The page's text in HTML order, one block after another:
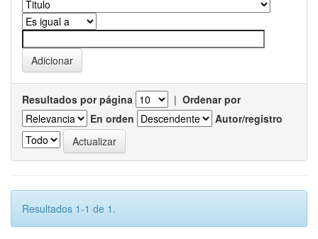
Resultados por página | Ordenar por
En orden
Autor/registro
Resultados 1-1 de 1.